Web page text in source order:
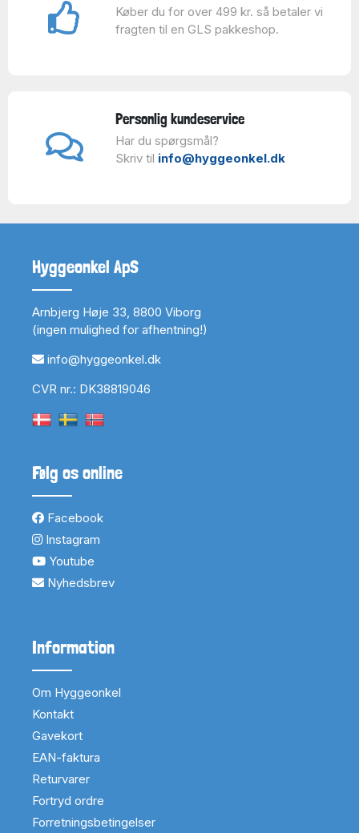
Køber du for over 499 kr. så betaler vi
fragten til en GLS pakkeshop.
Personlig kundeservice
Har du spørgsmål?
Skriv til info@hyggeonkel.dk
Hyggeonkel ApS
Arnbjerg Høje 33, 8800 Viborg
(ingen mulighed for afhentning!)
info@hyggeonkel.dk
CVR nr.: DK38819046
Følg os online
Facebook
Instagram
Youtube
Nyhedsbrev
Information
Om Hyggeonkel
Kontakt
Gavekort
EAN-faktura
Returvarer
Fortryd ordre
Forretningsbetingelser